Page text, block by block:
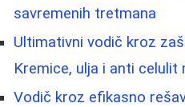
savremenih tretmana
Ultimativni vodič kroz
Kremice, ulja i anti celulit
Vodič kroz efikasno